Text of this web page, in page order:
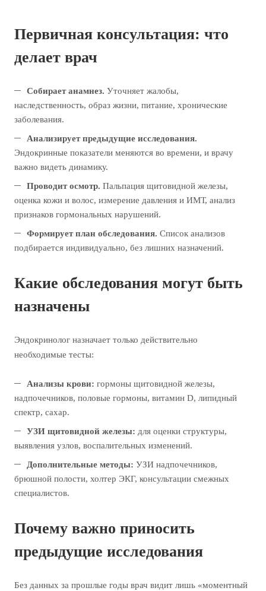
Первичная консультация: что
делает врач
Собирает анамнез. Уточняет жалобы,
наследственность, образ жизни, питание, хронические
заболевания.
Анализирует предыдущие исследования.
Эндокринные показатели меняются во времени, и врачу
важно видеть динамику.
Проводит осмотр. Пальпация щитовидной железы,
оценка кожи и волос, измерение давления и ИМТ, анализ
признаков гормональных нарушений.
Формирует план обследования. Список анализов
подбирается индивидуально, без лишних назначений.
Какие обследования могут быть
назначены
Эндокринолог назначает только действительно
необходимые тесты:
Анализы крови: гормоны щитовидной железы,
надпочечников, половые гормоны, витамин D, липидный
спектр, сахар.
УЗИ щитовидной железы: для оценки структуры,
выявления узлов, воспалительных изменений.
Дополнительные методы: УЗИ надпочечников,
брюшной полости, холтер ЭКГ, консультации смежных
специалистов.
Почему важно приносить
предыдущие исследования
Без данных за прошлые годы врач видит лишь «моментный